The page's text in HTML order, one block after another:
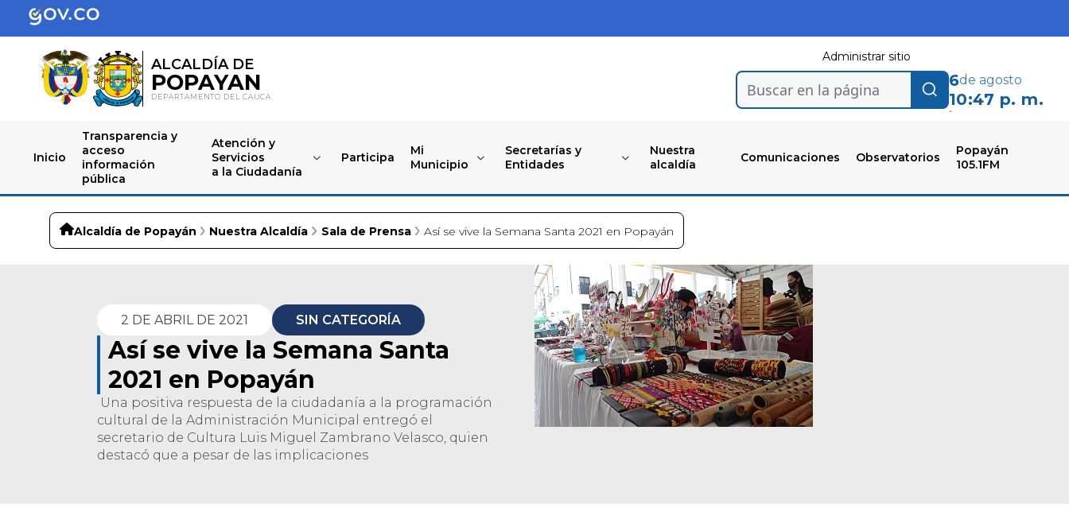
ALCALDÍA DE
POPAYAN
DEPARTAMENTO DEL CAUCA
Administrar sitio
Buscar en la página 6de agosto
10:47 p. m.
Inicio
Transparencia y
acceso
información
pública
Atención y
Servicios
a la Ciudadanía
Participa
Mi
Municipio
Secretarías y
Entidades
Nuestra
alcaldía
Comunicaciones Observatorios
Popayán
105.1FM
Alcaldía de Popayán Nuestra Alcaldía Sala de Prensa Así se vive la Semana Santa 2021 en Popayán
2 DE ABRIL DE 2021 SIN CATEGORÍA
Así se vive la Semana Santa
2021 en Popayán
Una positiva respuesta de la ciudadanía a la programación
cultural de la Administración Municipal entregó el
secretario de Cultura Luis Miguel Zambrano Velasco, quien
destacó que a pesar de las implicaciones